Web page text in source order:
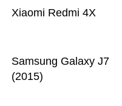
Samsung Galaxy J7
(2015)
Xiaomi Redmi 4X